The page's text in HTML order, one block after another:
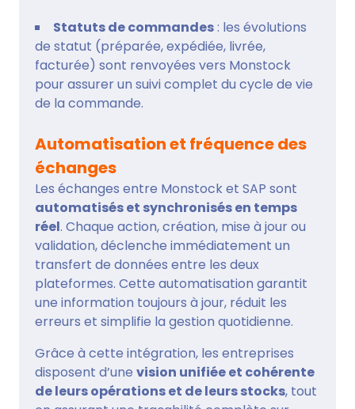
Statuts de commandes: les évolutions
de statut (préparée, expédiée, livrée,
facturée) sont renvoyées vers Monstock
pour assurer un suivi complet du cycle de vie
de la commande.
Automatisation et fréquence des
échanges
Les échanges entre Monstock et SAP sont
automatisés et synchronisés en temps
réel. Chaque action, création, mise à jour ou
validation, déclenche immédiatement un
transfert de données entre les deux
plateformes. Cette automatisation garantit
une information toujours à jour, réduit les
erreurs et simplifie la gestion quotidienne.
Grâce à cette intégration, les entreprises
disposent d’une vision unifiée et cohérente
de leurs opérations et de leurs stocks, tout